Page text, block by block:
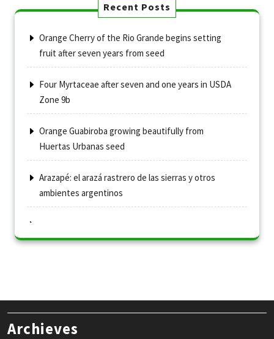
Recent Posts
Orange Cherry of the Rio Grande begins setting
fruit after seven years from seed
Four Myrtaceae after seven and one years in USDA
Zone 9b
Orange Guabiroba growing beautifully from
Huertas Urbanas seed
Arazapé: el arazá rastrero de las sierras y otros
ambientes argentinos
Archieves